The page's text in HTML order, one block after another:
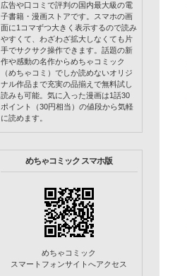
広告や口コミで評判の国内最大級の電
子書籍・漫画ストアです。スマホの画
面に1コマずつ大きく表示するので読み
やすくて、わざわざ拡大しなくても片
手でサクサク操作できます。話題の新
作や感動の名作からめちゃコミック
（めちゃコミ）でしか読めないオリジ
ナル作品まで充実の品揃えで無料試し
読みも可能。気に入った漫画は1話30
ポイント（30円相当）の値段から気軽
に読めます。
めちゃコミック スマホ版
めちゃコミック
スマートフォンサイトへアクセス